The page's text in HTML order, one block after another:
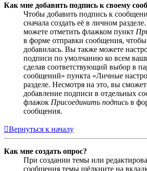
Как мне добавить подпись к своему
Чтобы добавить подпись к
сначала создать её в личном
можете отметить флажком пункт
в форме отправки сообщения,
добавилась. Вы также можете
подписи по умолчанию ко всем
сделав соответствующий выбор в
сообщений» пункта «Личные
разделе. Несмотря на это, вы
добавление подписи в отдельных
флажок Присоединить подпись в
сообщения.
Вернуться к началу
Как мне создать опрос?
При создании темы или
сообщения темы щёлкните на